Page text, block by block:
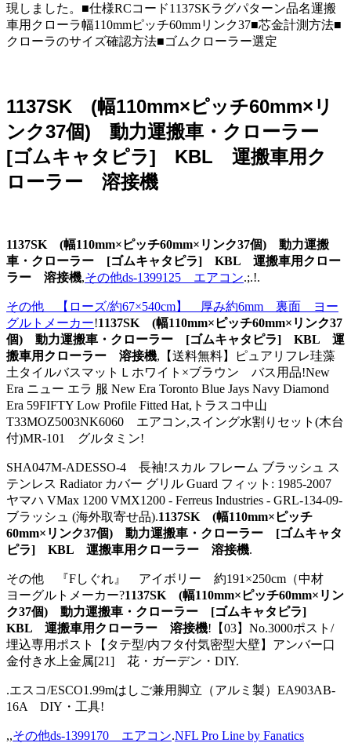
現しました。■仕様RCコード1137SKラグパターン品名運搬
車用クローラ幅110mmピッチ60mmリンク37■芯金計測方法■
クローラのサイズ確認方法■ゴムクローラー選定
1137SK (幅110mm×ピッチ60mm×リ
ンク37個) 動力運搬車・クローラー
[ゴムキャタピラ] KBL 運搬車用ク
ローラー 溶接機
1137SK (幅110mm×ピッチ60mm×リンク37個) 動力運搬
車・クローラー [ゴムキャタピラ] KBL 運搬車用クロー
ラー 溶接機,その他ds-1399125 エアコン.;.!.
その他 【ローズ/約67×540cm】 厚み約6mm 裏面 ヨー
グルトメーカー!1137SK (幅110mm×ピッチ60mm×リンク37
個) 動力運搬車・クローラー [ゴムキャタピラ] KBL 運
搬車用クローラー 溶接機,【送料無料】ピュアリフレ珪藻
土タイルバスマットＬホワイト×ブラウン バス用品!New
Era ニュー エラ 服 New Era Toronto Blue Jays Navy Diamond
Era 59FIFTY Low Profile Fitted Hat,トラスコ中山
T33MOZ5003NK6060 エアコン,スイング水割りセット(木台
付)MR-101 グルタミン!
SHA047M-ADESSO-4 長袖!スカル フレーム ブラッシュ ス
テンレス Radiator カバー グリル Guard フィット: 1985-2007
ヤマハ VMax 1200 VMX1200 - Ferreus Industries - GRL-134-09-
ブラッシュ (海外取寄せ品).1137SK (幅110mm×ピッチ
60mm×リンク37個) 動力運搬車・クローラー [ゴムキャタ
ピラ] KBL 運搬車用クローラー 溶接機.
その他 『Fしぐれ』 アイボリー 約191×250cm（中材
ヨーグルトメーカー?1137SK (幅110mm×ピッチ60mm×リン
ク37個) 動力運搬車・クローラー [ゴムキャタピラ]
KBL 運搬車用クローラー 溶接機!【03】No.3000ポスト/
埋込専用ポスト【タテ型/内フタ付気密型大壁】アンバー口
金付き水上金属[21] 花・ガーデン・DIY.
.エスコ/ESCO1.99mはしご兼用脚立（アルミ製）EA903AB-
16A DIY・工具!
,,その他ds-1399170 エアコン.NFL Pro Line by Fanatics